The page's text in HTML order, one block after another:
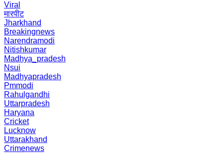
Viral
मारपीट
Jharkhand
Breakingnews
Narendramodi
Nitishkumar
Madhya_pradesh
Nsui
Madhyapradesh
Pmmodi
Rahulgandhi
Uttarpradesh
Haryana
Cricket
Lucknow
Uttarakhand
Crimenews